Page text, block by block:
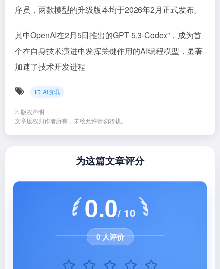
序员，两款模型的升级版本均于2026年2月正式发布。
其中OpenAI在2月5日推出的GPT-5.3-Codex”，成为首
个在自身技术演进中发挥关键作用的AI编程模型，显著
加速了技术开发进程
AI资讯
© 版权声明
文章版权归作者所有，未经允许请勿转载。
为这篇文章评分
0.0/ 10
0 人评价